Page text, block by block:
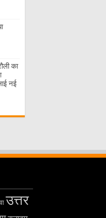
का
नई
उत्तर